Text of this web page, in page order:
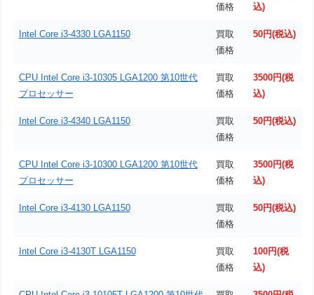
価格
込)
Intel Core i3-4330 LGA1150
買取
価格
50円(税込)
CPU Intel Core i3-10305 LGA1200 第10世代
プロセッサー
買取
価格
3500円(税
込)
Intel Core i3-4340 LGA1150
買取
価格
50円(税込)
CPU Intel Core i3-10300 LGA1200 第10世代
プロセッサー
買取
価格
3500円(税
込)
Intel Core i3-4130 LGA1150
買取
価格
50円(税込)
Intel Core i3-4130T LGA1150
買取
価格
100円(税
込)